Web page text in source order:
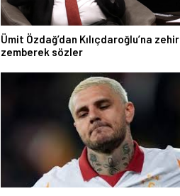
Ümit Özdağ’dan Kılıçdaroğlu’na zehir
zemberek sözler